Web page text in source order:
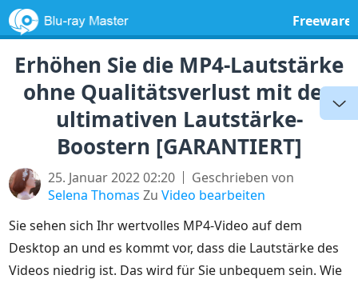
Freeware
Erhöhen Sie die MP4-Lautstärke
ohne Qualitätsverlust mit den
ultimativen Lautstärke-
Boostern [GARANTIERT]
25. Januar 2022 02:20
Geschrieben von
Selena Thomas ZuVideo bearbeiten
Sie sehen sich Ihr wertvolles MP4-Video auf dem
Desktop an und es kommt vor, dass die Lautstärke des
Videos niedrig ist. Das wird für Sie unbequem sein. Wie